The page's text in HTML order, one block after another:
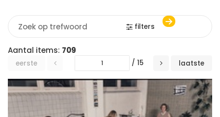
filters
Aantal items: 709
eerste / 15 laatste